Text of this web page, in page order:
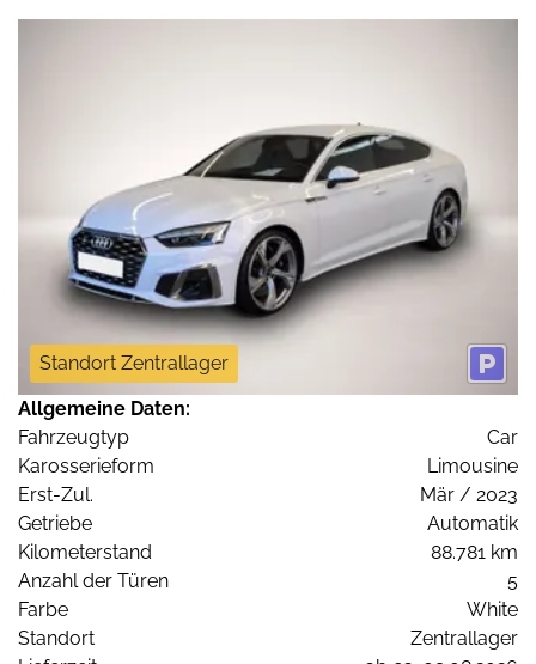
Standort Zentrallager
Allgemeine Daten:
Fahrzeugtyp
Car
Karosserieform
Limousine
Erst-Zul.
Mär / 2023
Getriebe
Automatik
Kilometerstand
88.781 km
Anzahl der Türen
5
Farbe
White
Standort
Zentrallager